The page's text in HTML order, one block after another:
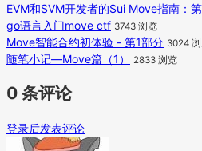
EVM和SVM开发者的Sui Move指南：
go语言入门move ctf 3743 浏览
Move智能合约初体验 - 第1部分 3024
随笔小记—Move篇（1） 2833 浏览
0 条评论
登录后发表评论